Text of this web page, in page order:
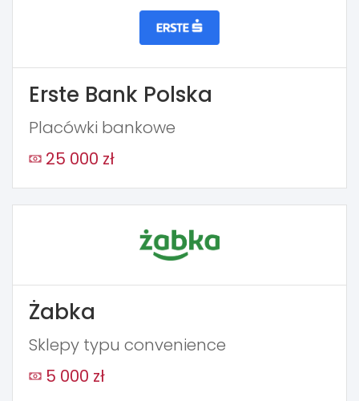
Erste Bank Polska
Placówki bankowe
25 000 zł
Żabka
Sklepy typu convenience
5 000 zł